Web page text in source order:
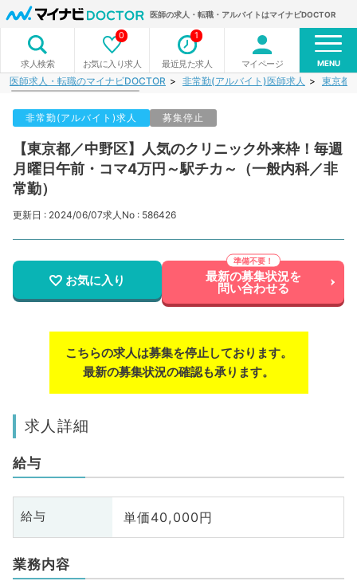
医師の求人・転職・アルバイトはマイナビDOCTOR
求人検索 お気に入り求人
0
最近見た求人
1
マイページ MENU
医師求人・転職のマイナビDOCTOR 非常勤(アルバイト)医師求人 東京都
非常勤(アルバイト)求人 募集停止
【東京都／中野区】人気のクリニック外来枠！毎週
月曜日午前・コマ4万円～駅チカ～（一般内科／非
常勤）
更新日 : 2024/06/07求人No : 586426
お気に入り 最新の募集状況を
問い合わせる
こちらの求人は募集を停止しております。
最新の募集状況の確認も承ります。
求人詳細
給与
給与 単価40,000円
業務内容